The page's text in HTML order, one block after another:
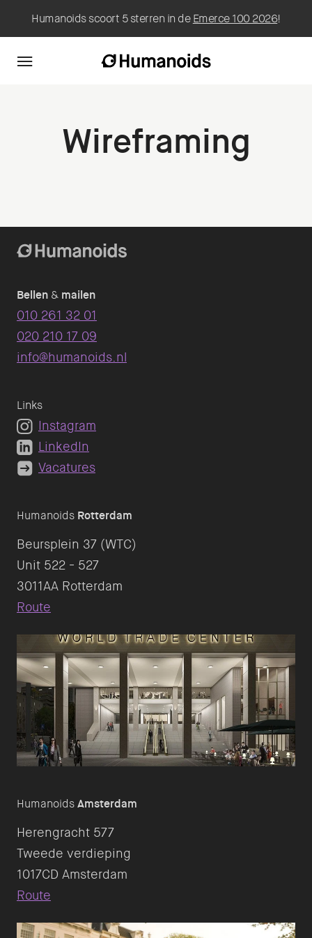
Humanoids scoort 5 sterren in deEmerce 100 2026!
Wireframing
Humanoids Rotterdam
Beursplein 37 (WTC)
Unit 522 - 527
Route
HumanoidsAmsterdam
Herengracht 577
Tweede verdieping
Route
Bellen & mailen
010 261 32 01
020 210 17 09
info@humanoids.nl
Links
Instagram
LinkedIn
Vacatures